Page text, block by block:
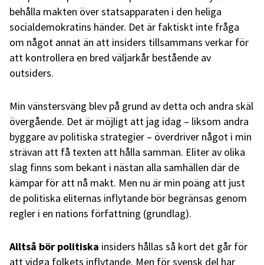
behålla makten över statsapparaten i den heliga
socialdemokratins händer. Det är faktiskt inte fråga
om något annat än att insiders tillsammans verkar för
att kontrollera en bred väljarkår bestående av
outsiders.
Min vänstersväng blev på grund av detta och andra skäl
övergående. Det är möjligt att jag idag – liksom andra
byggare av politiska strategier – överdriver något i min
strävan att få texten att hålla samman. Eliter av olika
slag finns som bekant i nästan alla samhällen där de
kämpar för att nå makt. Men nu är min poäng att just
de politiska eliternas inflytande bör begränsas genom
regler i en nations författning (grundlag).
Alltså bör politiska insiders hållas så kort det går för
att vidga folkets inflytande. Men för svensk del har